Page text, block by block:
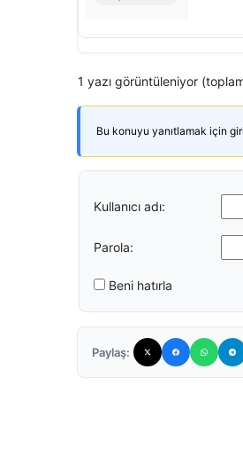
1 yazı görüntüleniyor
Bu konuyu yanıtlamak için
Kullanıcı adı:
Parola:
Beni hatırla
Paylaş: